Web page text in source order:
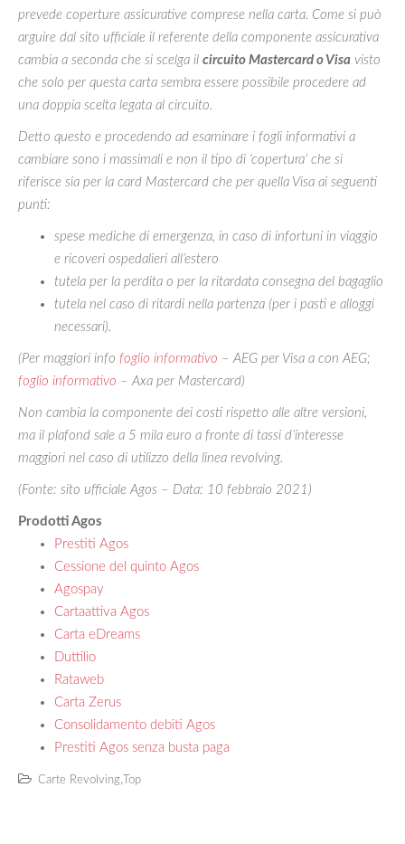
prevede coperture assicurative comprese nella carta. Come si può
arguire dal sito ufficiale il referente della componente assicurativa
cambia a seconda che si scelga il circuito Mastercard o Visa visto
che solo per questa carta sembra essere possibile procedere ad
una doppia scelta legata al circuito.
Detto questo e procedendo ad esaminare i fogli informativi a
cambiare sono i massimali e non il tipo di ‘copertura’ che si
riferisce sia per la card Mastercard che per quella Visa ai seguenti
punti:
spese mediche di emergenza, in caso di infortuni in viaggio
e ricoveri ospedalieri all’estero
tutela per la perdita o per la ritardata consegna del bagaglio
tutela nel caso di ritardi nella partenza (per i pasti e alloggi
necessari).
(Per maggiori info foglio informativo – AEG per Visa a con AEG;
foglio informativo – Axa per Mastercard)
Non cambia la componente dei costi rispetto alle altre versioni,
ma il plafond sale a 5 mila euro a fronte di tassi d’interesse
maggiori nel caso di utilizzo della linea revolving.
(Fonte: sito ufficiale Agos – Data: 10 febbraio 2021)
Prodotti Agos
Prestiti Agos
Cessione del quinto Agos
Agospay
Cartaattiva Agos
Carta eDreams
Duttilio
Rataweb
Carta Zerus
Consolidamento debiti Agos
Prestiti Agos senza busta paga
Carte Revolving, Top